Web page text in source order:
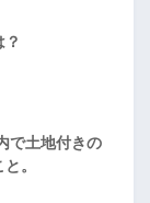
で土地付きの
。